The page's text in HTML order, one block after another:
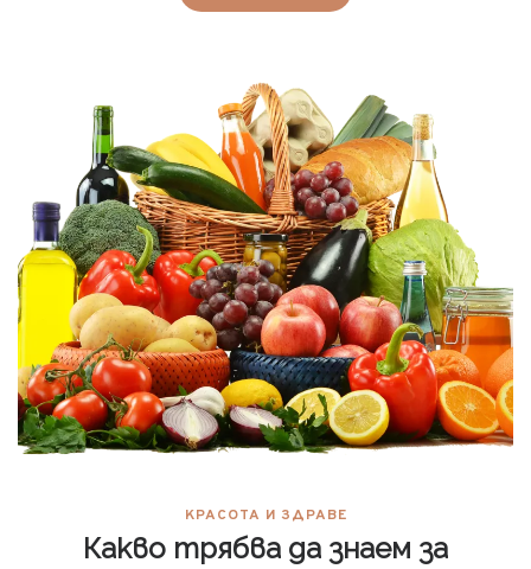
КРАСОТА И ЗДРАВЕ
Какво трябва да знаем за